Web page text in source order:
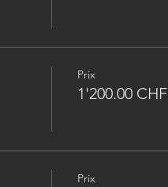
Prix
1'200.00 CHF
Prix